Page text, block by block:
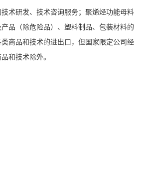
术研发、技术咨询服务；聚烯烃功能母料
品（除危险品）、塑料制品、包装材料的
商品和技术的进出口，但国家限定公司经
和技术除外。